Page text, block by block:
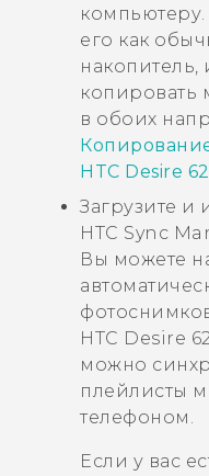
его как
копировать
в обоих
HTC Desire
Загрузите и
HTC Sync
Вы можете
HTC Desire
можно
плейлисты
телефоном.
Если у вас